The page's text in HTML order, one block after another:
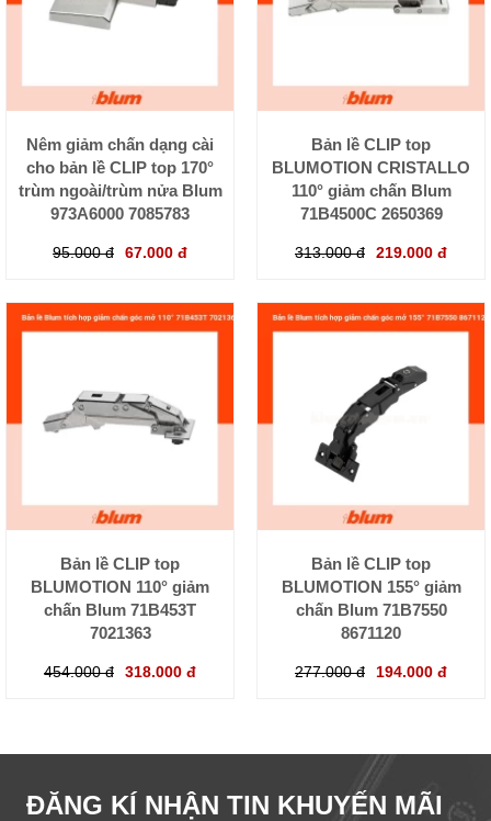
Nêm giảm chấn dạng cài
cho bản lề CLIP top 170°
trùm ngoài/trùm nửa Blum
973A6000 7085783
95.000 đ 67.000 đ
Bản lề CLIP top
BLUMOTION CRISTALLO
110° giảm chấn Blum
71B4500C 2650369
313.000 đ 219.000 đ
Bản lề CLIP top
BLUMOTION 110° giảm
chấn Blum 71B453T
7021363
454.000 đ 318.000 đ
Bản lề CLIP top
BLUMOTION 155° giảm
chấn Blum 71B7550
8671120
277.000 đ 194.000 đ
ĐĂNG KÍ NHẬN TIN KHUYẾN MÃI